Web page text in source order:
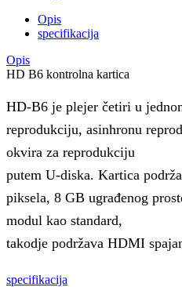
Opis
specifikacija
Opis
HD B6 kontrolna kartica
HD-B6 je plejer četiri u
reprodukciju, asinhronu
okvira za reprodukciju
putem U-diska. Kartica
piksela, 8 GB ugrađenog
modul kao standard,
takodje podržava HDMI
specifikacija